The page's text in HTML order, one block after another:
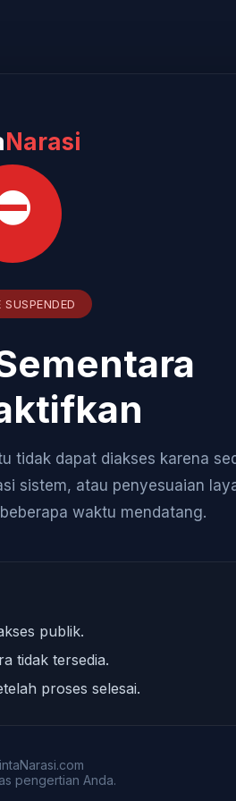
Narasi
SUSPENDED
tidak dapat diakses karena
sistem, atau penyesuaian
waktu mendatang.
publik.
tidak tersedia.
proses selesai.
pengertian Anda.